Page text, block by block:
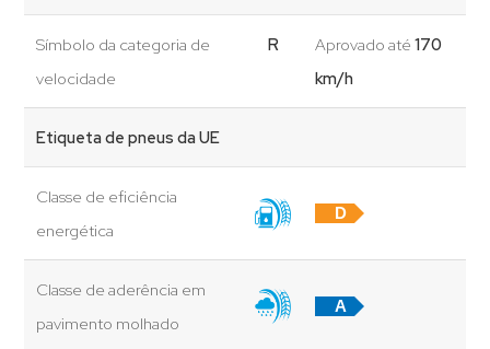
Símbolo da categoria de
velocidade
R Aprovado até 170
km/h
Etiqueta de pneus da UE
Classe de eficiência
energética
D
Classe de aderência em
pavimento molhado
A